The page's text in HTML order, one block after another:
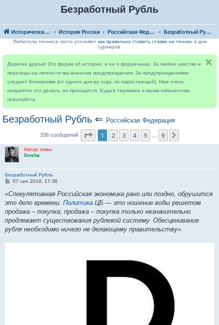
Безработный Рубль
Исторический форум История России Российская Федерация Безработный Рубль
Любители тенниса часто уточняют как правильно ставить ставки на теннисв дни
турниров.
Дорогие друзья! Это форум об истории, а не о форумчанах. За любое хамство и
переходы на личности мы выносим предупреждения. За предупреждениями
следуют блокировки (от одного дня до года, по нарастающей). Нам очень
неприятно это делать, но приходится. Будьте терпимее к своим оппонентам,
пожалуйста
Безработный Рубль ⇐ Российская Федерация
206 сообщений Страница из
1 2 3 4 5 9
Автор темы
Gosha
Безработный Рубль
С
о
щ
е
и
е
07 сен 2018, 17:36
«Спекулятивная Российская экономика рано или поздно, обрушится
это дело времени. Политика ЦБ — это ношение воды решетом
продажа – покупка; продажа – покупка только незначительно
продлевает существования рублевой систему. Обесценивание
рубля необходимо ничего не делающему правительству».